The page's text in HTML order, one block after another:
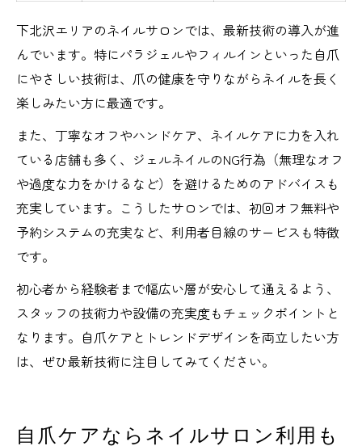
下北沢エリアのネイルサロンでは、最新技術の導入が進
んでいます。特にパラジェルやフィルインといった自爪
にやさしい技術は、爪の健康を守りながらネイルを長く
楽しみたい方に最適です。
また、丁寧なオフやハンドケア、ネイルケアに力を入れ
ている店舗も多く、ジェルネイルのNG行為（無理なオフ
や過度な力をかけるなど）を避けるためのアドバイスも
充実しています。こうしたサロンでは、初回オフ無料や
予約システムの充実など、利用者目線のサービスも特徴
です。
初心者から経験者まで幅広い層が安心して通えるよう、
スタッフの技術力や設備の充実度もチェックポイントと
なります。自爪ケアとトレンドデザインを両立したい方
は、ぜひ最新技術に注目してみてください。
自爪ケアならネイルサロン利用も